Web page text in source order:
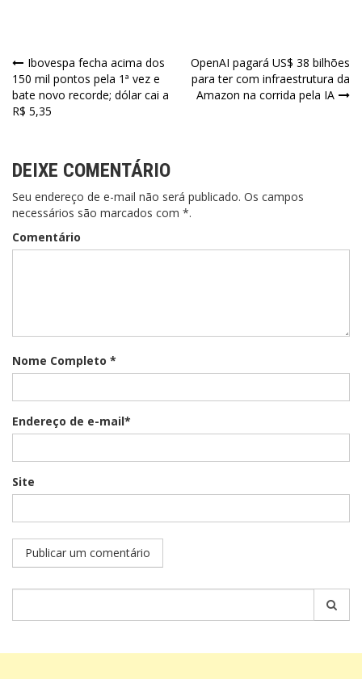
Navegação
de
Post
Ibovespa fecha acima dos
150 mil pontos pela 1ª vez e
bate novo recorde; dólar cai a
R$ 5,35
OpenAI pagará US$ 38 bilhões
para ter com infraestrutura da
Amazon na corrida pela IA
DEIXE COMENTÁRIO
Seu endereço de e-mail não será publicado. Os campos
necessários são marcados com *.
Comentário
Nome Completo *
Endereço de e-mail*
Site